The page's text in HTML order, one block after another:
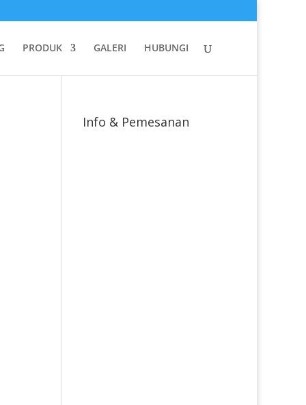
PRODUK GALERI HUBUNGI
Info & Pemesanan